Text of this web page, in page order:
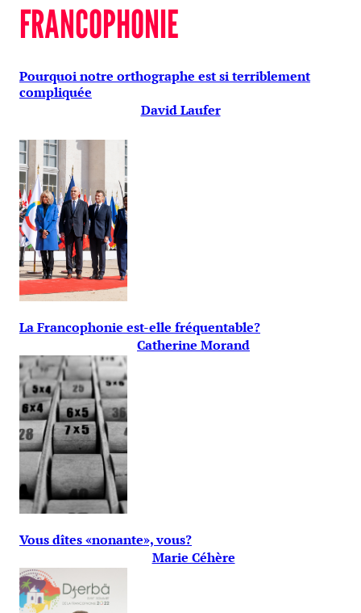
FRANCOPHONIE
Pourquoi notre orthographe est si terriblement
compliquée
David Laufer
La Francophonie est-elle fréquentable?
Catherine Morand
Vous dîtes «nonante», vous?
Marie Céhère